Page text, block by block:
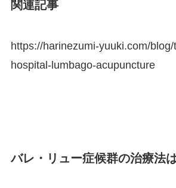
関連記事
https://harinezumi-yuuki.com/
hospital-lumbago-acupuncture
バレ・リュー症候群の治療法